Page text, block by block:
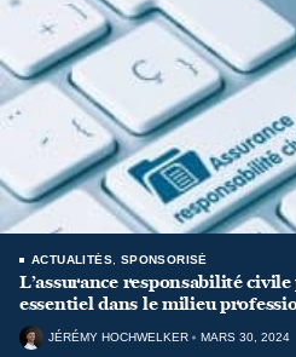
ACTUALITÉS SPONSORISÉ
L’assurance responsabilité
essentiel dans le milieu
JÉRÉMY HOCHWELKER MARS 30, 2024